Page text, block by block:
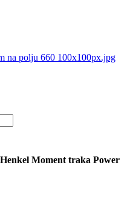
Henkel Moment traka Power